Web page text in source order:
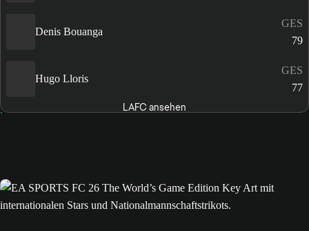
Denis Bouanga
GES
79
Hugo Lloris
GES
77
LAFC ansehen